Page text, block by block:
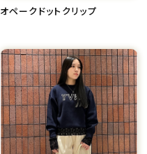
オペークドットクリップ